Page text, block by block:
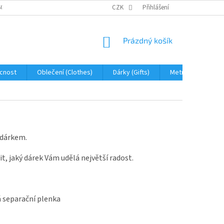
ÚDAJŮ JAK NA REKLAMACI A VRÁCENÍ ZBOŽÍ
CZK Přihlášení
NÁKUPNÍ
Prázdný košík
Oblečení (Clothes) Dárky (Gifts) Metráž (fabric)
jaký dárek Vám udělá největší radost.
plenka